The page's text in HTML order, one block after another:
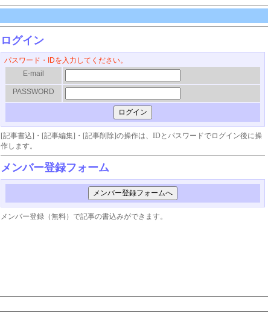
ログイン
パスワード・IDを入力してください。
E-mail
PASSWORD
[記事書込]・[記事編集]・[記事削除]の操作は、IDとパスワードでログイン後に操
作します。
メンバー登録フォーム
メンバー登録（無料）で記事の書込みができます。